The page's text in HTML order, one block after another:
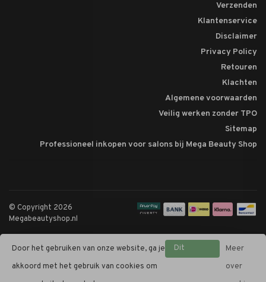
Verzenden
Klantenservice
Disclaimer
Privacy Policy
Retouren
Klachten
Algemene voorwaarden
Veilig werken zonder TPO
Sitemap
Professioneel inkopen voor salons bij Mega Beauty Shop
© Copyright 2026
Megabeautyshop.nl
Door het gebruiken van onze website, ga je
akkoord met het gebruik van cookies om
Dit
Meer
over